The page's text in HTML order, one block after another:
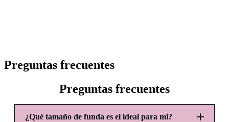
Preguntas frecuentes
Preguntas frecuentes
¿Qué tamaño de funda es el ideal para mi?